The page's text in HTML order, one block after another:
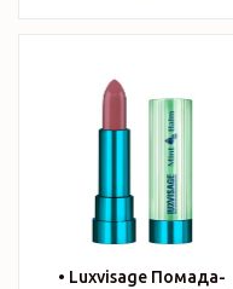
• Luxvisage Помада-